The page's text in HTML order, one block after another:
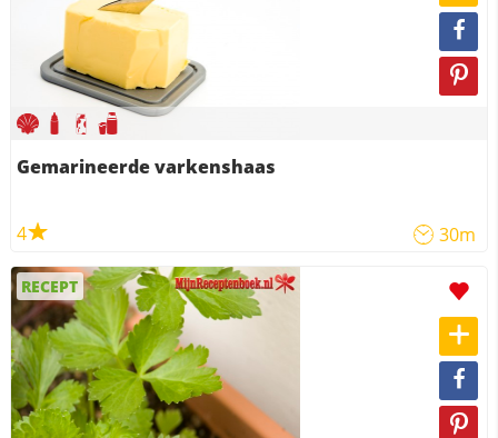
Gemarineerde varkenshaas
4 30m
RECEPT